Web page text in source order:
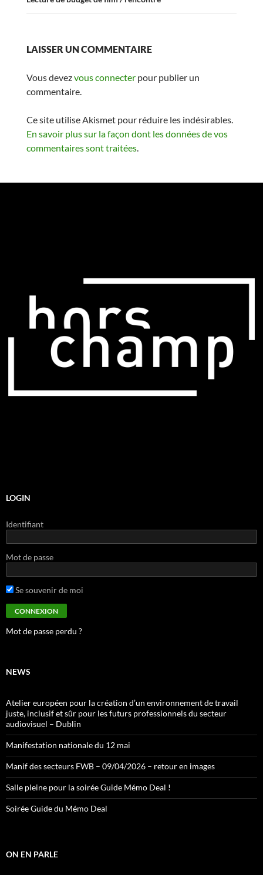
LAISSER UN COMMENTAIRE
Vous devezvous connecterpour publier un
commentaire.
Ce site utilise Akismet pour réduire les indésirables.
En savoir plus sur la façon dont les données de vos
commentaires sont traitées.
LOGIN
Identifiant
Mot de passe
Se souvenir de moi
Mot de passe perdu ?
NEWS
Atelier européen pour la création d’un environnement de travail
juste, inclusif et sûr pour les futurs professionnels du secteur
audiovisuel – Dublin
Manifestation nationale du 12 mai
Manif des secteurs FWB – 09/04/2026 – retour en images
Salle pleine pour la soirée Guide Mémo Deal !
Soirée Guide du Mémo Deal
ON EN PARLE